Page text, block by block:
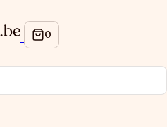
acties?
en ontvang